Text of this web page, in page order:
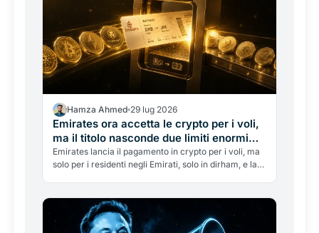
Hamza Ahmed 29 lug 2026
Emirates ora accetta le crypto per i voli,
ma il titolo nasconde due limiti enormi
che quasi nessuno racconta
Emirates lancia il pagamento in crypto per i voli, ma
solo per i residenti negli Emirati, solo in dirham, e la